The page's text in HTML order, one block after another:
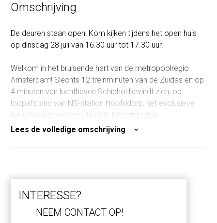
Inhoud
Omschrijving
De deuren staan open! Kom kijken tijdens het open huis
op dinsdag 28 juli van 16.30 uur tot 17.30 uur.
Welkom in het bruisende hart van de metropoolregio
Amsterdam! Slechts 12 treinminuten van de Zuidas en op
4 minuten van luchthaven Schiphol bevindt zich, op
loopafstand van NS-station Hoofddorp, het exclusieve
nieuwbouwproject Hyde Park Knightsbridge.
weekend kunt u heerlijk wandelen of joggen in het fraai
aangelegde park, dat ook beschikt over tennisbanen.
Lees de volledige omschrijving
INTERESSE?
NEEM CONTACT OP!